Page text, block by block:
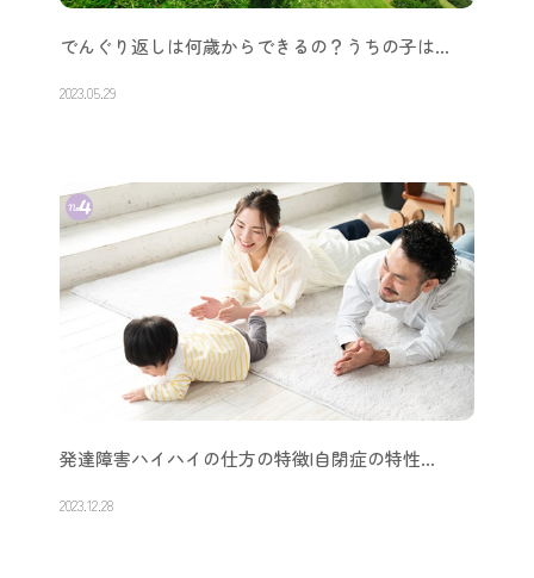
でんぐり返しは何歳からできるの？うちの子は…
2023.05.29
発達障害ハイハイの仕方の特徴|自閉症の特性…
2023.12.28